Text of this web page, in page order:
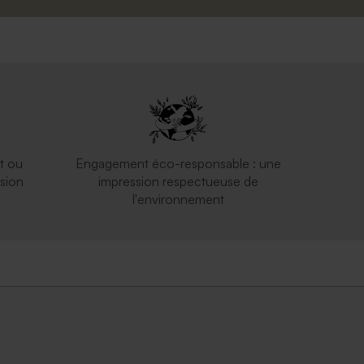
ou
Engagement éco-responsable : une
impression respectueuse de
l'environnement